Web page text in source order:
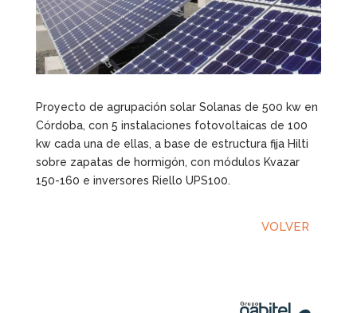
Proyecto de agrupación solar Solanas de 500 kw en
Córdoba, con 5 instalaciones fotovoltaicas de 100
kw cada una de ellas, a base de estructura fija Hilti
sobre zapatas de hormigón, con módulos Kvazar
150-160 e inversores Riello UPS100.
VOLVER